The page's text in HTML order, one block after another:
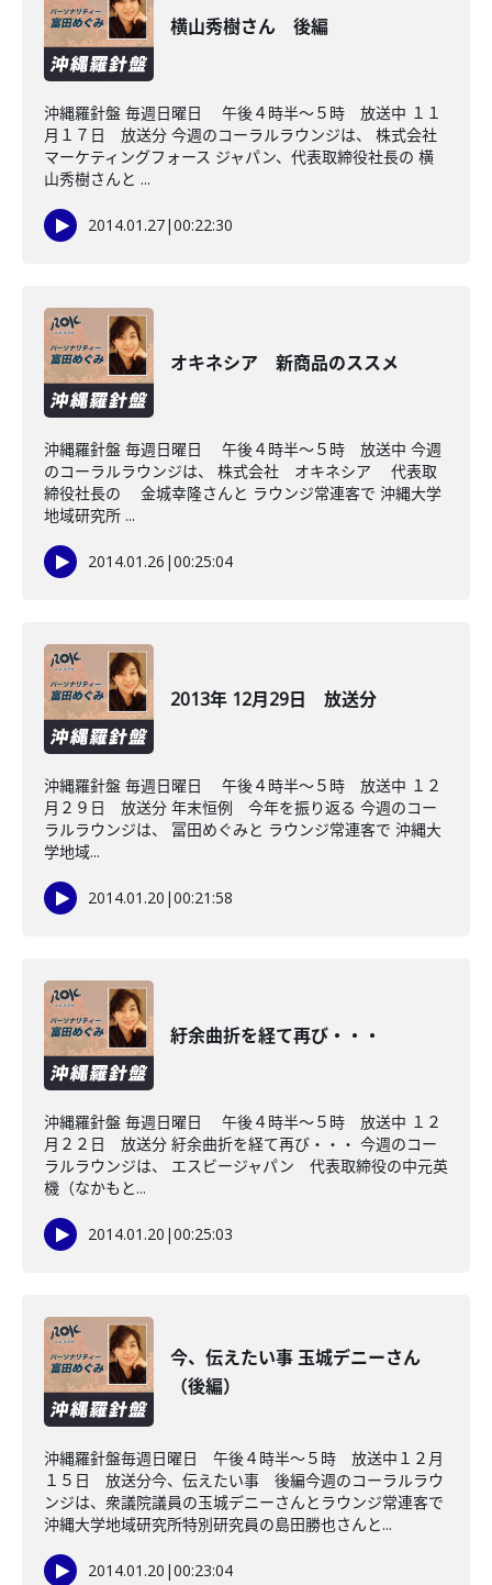
横山秀樹さん 後編
沖縄羅針盤 毎週日曜日 午後４時半～５時 放送中 １１
月１７日 放送分 今週のコーラルラウンジは、 株式会社
マーケティングフォース ジャパン、代表取締役社長の 横
山秀樹さんと ...
2014.01.27|00:22:30
オキネシア 新商品のススメ
沖縄羅針盤 毎週日曜日 午後４時半～５時 放送中 今週
のコーラルラウンジは、 株式会社 オキネシア 代表取
締役社長の 金城幸隆さんと ラウンジ常連客で 沖縄大学
地域研究所 ...
2014.01.26 |00:25:04
2013年 12月29日 放送分
沖縄羅針盤 毎週日曜日 午後４時半～５時 放送中 １２
月２９日 放送分 年末恒例 今年を振り返る 今週のコー
ラルラウンジは、 冨田めぐみと ラウンジ常連客で 沖縄大
学地域...
2014.01.20 |00:21:58
紆余曲折を経て再び・・・
沖縄羅針盤 毎週日曜日 午後４時半～５時 放送中 １２
月２２日 放送分 紆余曲折を経て再び・・・ 今週のコー
ラルラウンジは、 エスビージャパン 代表取締役の中元英
機（なかもと...
2014.01.20 |00:25:03
今、伝えたい事 玉城デニーさん
（後編）
沖縄羅針盤毎週日曜日 午後４時半～５時 放送中１２月
１５日 放送分今、伝えたい事 後編今週のコーラルラウ
ンジは、衆議院議員の玉城デニーさんとラウンジ常連客で
沖縄大学地域研究所特別研究員の島田勝也さんと...
2014.01.20 |00:23:04